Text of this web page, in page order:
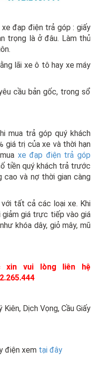
đạp điện trả góp : giấy
trọng là ở đâu. Làm thủ
lãi xe ô tô hay xe máy
cầu bản gốc, trong sổ
mua trả góp quý khách
giá trị của xe và thời hạn
xe đạp điện trả góp
tiền quý khách trả trước
và nợ thời gian càng
tất cả các loại xe. Khi
giá trực tiếp vào giá
khóa dây, giỏ mây, mũ
xin vui lòng liên hệ
Dịch Vọng, Cầu Giấy
điện xem tại đây